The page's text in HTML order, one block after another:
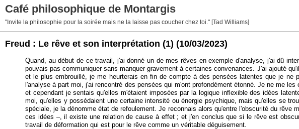
Café philosophique de Montargis
"Invite la philosophie pour la soirée mais ne la laisse pas coucher chez toi." [Tad Williams]
Freud : Le rêve et son interprétation (1) (10/03/2023)
Quand, au début de ce travail, j'ai donné un de mes rêves en exemple d'analyse, j'ai dû
pouvais pas communiquer sans manquer gravement à certaines convenances. J'ai ajouté
et le plus embrouillé, je me heurterais en fin de compte à des pensées latentes que je
l'analyse à part moi, j'ai rencontré des pensées qui m'ont profondément étonné. Je ne me
et cependant je sentais qu'elles m'étaient imposées par la logique inflexible des idées
moi, qu'elles y possédaient une certaine intensité ou énergie psychique, mais qu'elles se
spéciale, je la dénomme état de refoulement. Je reconnais alors qu'entre l'obscurité du
ces idées –, il existe une relation de cause à effet ; et j'en conclus que si le rêve est
travail de déformation qui est pour le rêve comme un véritable déguisement.